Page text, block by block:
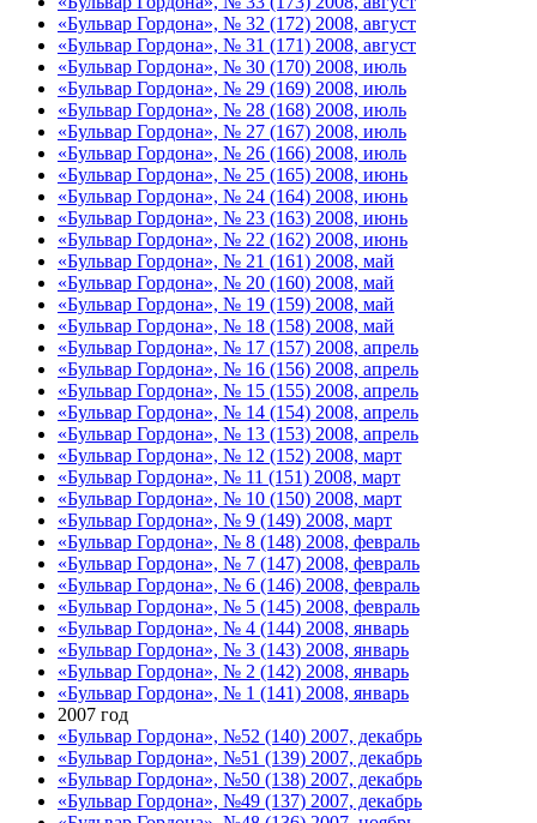
«Бульвар Гордона», № 32 (172) 2008, август
«Бульвар Гордона», № 31 (171) 2008, август
«Бульвар Гордона», № 30 (170) 2008, июль
«Бульвар Гордона», № 29 (169) 2008, июль
«Бульвар Гордона», № 28 (168) 2008, июль
«Бульвар Гордона», № 27 (167) 2008, июль
«Бульвар Гордона», № 26 (166) 2008, июль
«Бульвар Гордона», № 25 (165) 2008, июнь
«Бульвар Гордона», № 24 (164) 2008, июнь
«Бульвар Гордона», № 23 (163) 2008, июнь
«Бульвар Гордона», № 22 (162) 2008, июнь
«Бульвар Гордона», № 21 (161) 2008, май
«Бульвар Гордона», № 20 (160) 2008, май
«Бульвар Гордона», № 19 (159) 2008, май
«Бульвар Гордона», № 18 (158) 2008, май
«Бульвар Гордона», № 17 (157) 2008, апрель
«Бульвар Гордона», № 16 (156) 2008, апрель
«Бульвар Гордона», № 15 (155) 2008, апрель
«Бульвар Гордона», № 14 (154) 2008, апрель
«Бульвар Гордона», № 13 (153) 2008, апрель
«Бульвар Гордона», № 12 (152) 2008, март
«Бульвар Гордона», № 11 (151) 2008, март
«Бульвар Гордона», № 10 (150) 2008, март
«Бульвар Гордона», № 9 (149) 2008, март
«Бульвар Гордона», № 8 (148) 2008, февраль
«Бульвар Гордона», № 7 (147) 2008, февраль
«Бульвар Гордона», № 6 (146) 2008, февраль
«Бульвар Гордона», № 5 (145) 2008, февраль
«Бульвар Гордона», № 4 (144) 2008, январь
«Бульвар Гордона», № 3 (143) 2008, январь
«Бульвар Гордона», № 2 (142) 2008, январь
«Бульвар Гордона», № 1 (141) 2008, январь
2007 год
«Бульвар Гордона», №52 (140) 2007, декабрь
«Бульвар Гордона», №51 (139) 2007, декабрь
«Бульвар Гордона», №50 (138) 2007, декабрь
«Бульвар Гордона», №49 (137) 2007, декабрь